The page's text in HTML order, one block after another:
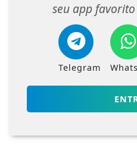
seu app
Telegram